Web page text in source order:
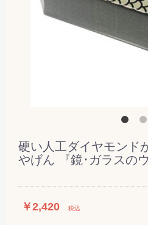
硬い人工ダイヤモンド
やげん 『鏡･ガラスの
￥2,420 税込